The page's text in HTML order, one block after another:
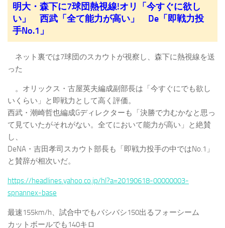
明大・森下に7球団熱視線!オリ「今すぐに欲し
い」 西武「全て能力が高い」 De「即戦力投
手No.1」
ネット裏では7球団のスカウトが視察し、森下に熱視線を送
った
。オリックス・古屋英夫編成副部長は「今すぐにでも欲し
いくらい」と即戦力として高く評価。
西武・潮崎哲也編成Gディレクターも「決勝で力むかなと思っ
て見ていたがそれがない。全てにおいて能力が高い」と絶賛
し、
DeNA・吉田孝司スカウト部長も「即戦力投手の中ではNo.1」
と賛辞が相次いだ。
https://headlines.yahoo.co.jp/hl?a=20190618-00000003-
spnannex-base
最速155km/h、試合中でもバシバシ150出るフォーシーム
カットボールでも140キロ